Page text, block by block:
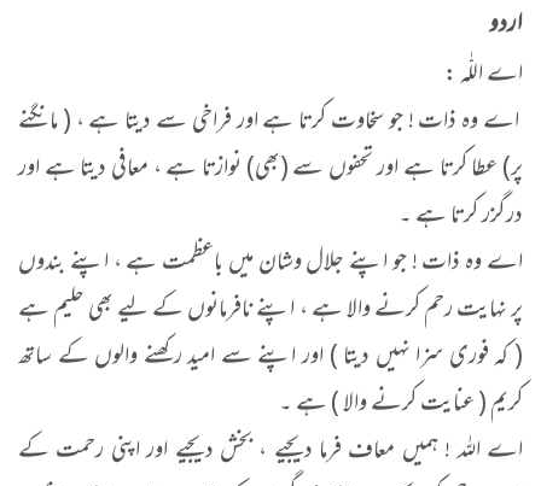
اردو
اے اللّٰہ :
اے وہ ذات ! جو سخاوت کرتا ہے اور فراخی سے دیتا ہے ، ( مانگنے
پر) عطا کرتا ہے اور تحفوں سے (بھی) نوازتا ہے ، معافی دیتا ہے اور
درگزر کرتا ہے ۔
اے وہ ذات ! جو اپنے جلال وشان میں باعظمت ہے ، اپنے بندوں
پر نہایت رحم کرنے والا ہے ، اپنے نافرمانوں کے لیے بھی حلیم ہے
( کہ فوری سزا نہیں دیتا ) اور اپنے سے امید رکھنے والوں کے ساتھ
کریم ( عنایت کرنے والا ) ہے ۔
اے اللہ ! ہمیں معاف فرما دیجیے ، بخش دیجیے اور اپنی رحمت کے